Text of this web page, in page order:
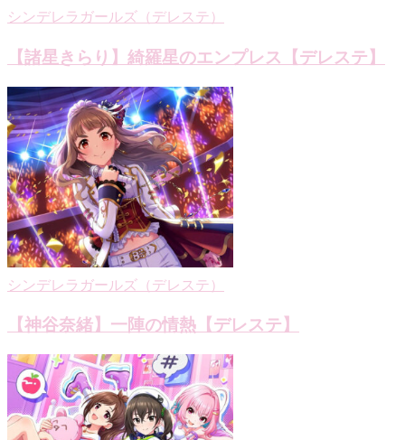
シンデレラガールズ（デレステ）
【諸星きらり】綺羅星のエンプレス【デレステ】
シンデレラガールズ（デレステ）
【神谷奈緒】一陣の情熱【デレステ】